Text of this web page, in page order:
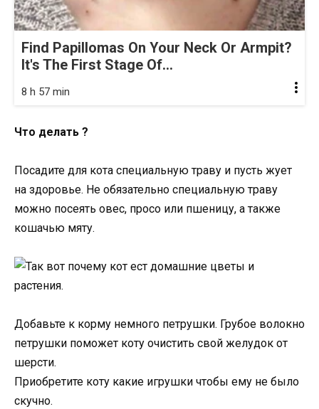
Find Papillomas On Your Neck Or Armpit?
It's The First Stage Of...
8 h 57 min
Что делать ?
Посадите для кота специальную траву и пусть жует
на здоровье. Не обязательно специальную траву
можно посеять овес, просо или пшеницу, а также
кошачью мяту.
Добавьте к корму немного петрушки. Грубое волокно
петрушки поможет коту очистить свой желудок от
шерсти.
Приобретите коту какие игрушки чтобы ему не было
скучно.